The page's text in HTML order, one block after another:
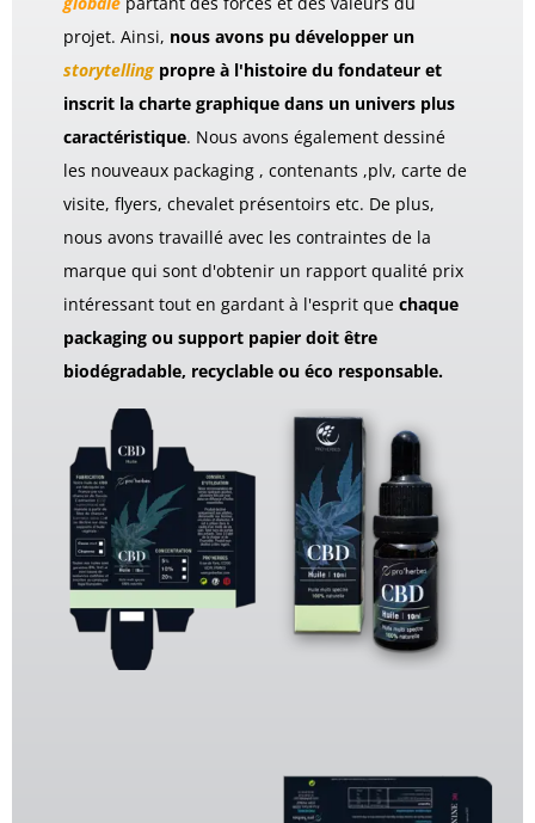
projet. Ainsi, nous avons pu développer un
storytellingpropre à l'histoire du fondateur et
inscrit la charte graphique dans un univers plus
caractéristique. Nous avons également dessiné
les nouveaux packaging , contenants ,plv, carte de
visite, flyers, chevalet présentoirs etc. De plus,
nous avons travaillé avec les contraintes de la
marque qui sont d'obtenir un rapport qualité prix
intéressant tout en gardant à l'esprit que chaque
packaging ou support papier doit être
biodégradable, recyclable ou éco responsable.